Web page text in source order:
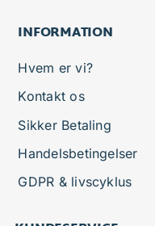
INFORMATION
Hvem er vi?
Kontakt os
Sikker Betaling
Handelsbetingelser
GDPR & livscyklus